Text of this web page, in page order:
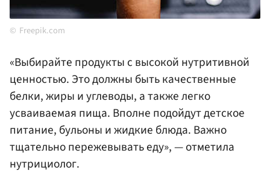
Freepik.com
«Выбирайте продукты с высокой нутритивной
ценностью. Это должны быть качественные
белки, жиры и углеводы, а также легко
усваиваемая пища. Вполне подойдут детское
питание, бульоны и жидкие блюда. Важно
тщательно пережевывать еду», — отметила
нутрициолог.